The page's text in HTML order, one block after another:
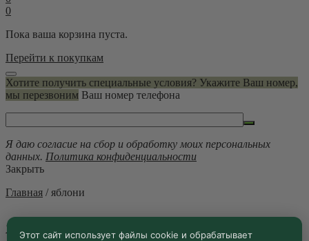
0
Пока ваша корзина пуста.
Перейти к покупкам
Хотите получить специальные условия? Укажите Ваш номер,
мы перезвоним Ваш номер телефона
Я даю согласие на сбор и обработку моих персональных
данных. Политика конфиденциальности
Закрыть
Главная / яблони
яблони
Этот сайт использует файлы cookie и обрабатывает